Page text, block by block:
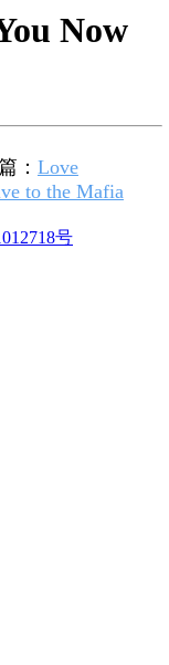
Now
： Love
to the Mafia
号